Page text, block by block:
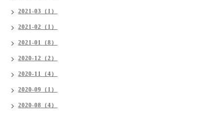
2021-03（1）
2021-02（1）
2021-01（8）
2020-12（2）
2020-11（4）
2020-09（1）
2020-08（4）